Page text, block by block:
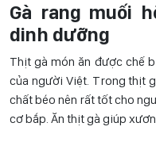
Gà rang muối
dinh dưỡng
Thịt gà món ăn được chế
của người Việt. Trong thịt
chất béo nên rất tốt cho
cơ bắp. Ăn thịt gà giúp